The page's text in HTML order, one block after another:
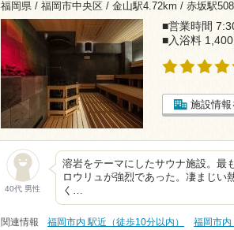
福岡県 / 福岡市中央区 / 金山駅4.72km / 赤坂駅
■営業時間
■入浴料 1,400
施設情報
40代 男性
溶岩をテーマにしたサウナ施設。最
ロウリュが強烈であった。凄まじ
く…
関連情報 福岡市内 駅近（徒歩10分以内） 福岡市内